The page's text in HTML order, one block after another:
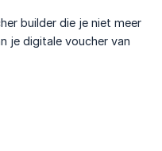
builder die je niet meer
je digitale voucher van